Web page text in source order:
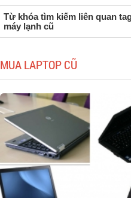
Từ khóa tìm kiếm liên quan
máy lạnh cũ
MUA LAPTOP CŨ